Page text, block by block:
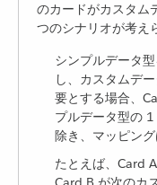
のカードがカスタム
つのシナリオが考え
シンプルデータ
し、カスタムデ
要とする場合、
プルデータ型の
除き、マッピング
たとえば、Card